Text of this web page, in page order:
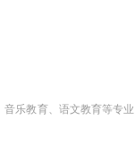
乐教育、语文教育等专业